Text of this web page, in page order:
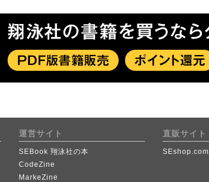
運営サイト
SEBook 翔泳社の本
CodeZine
MarkeZine
直販サイト
SEshop.com